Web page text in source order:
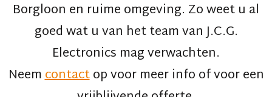
Borgloon en ruime omgeving. Zo weet u al
goed wat u van het team van J.C.G.
Electronics mag verwachten.
Neemcontactop voor meer info of voor een